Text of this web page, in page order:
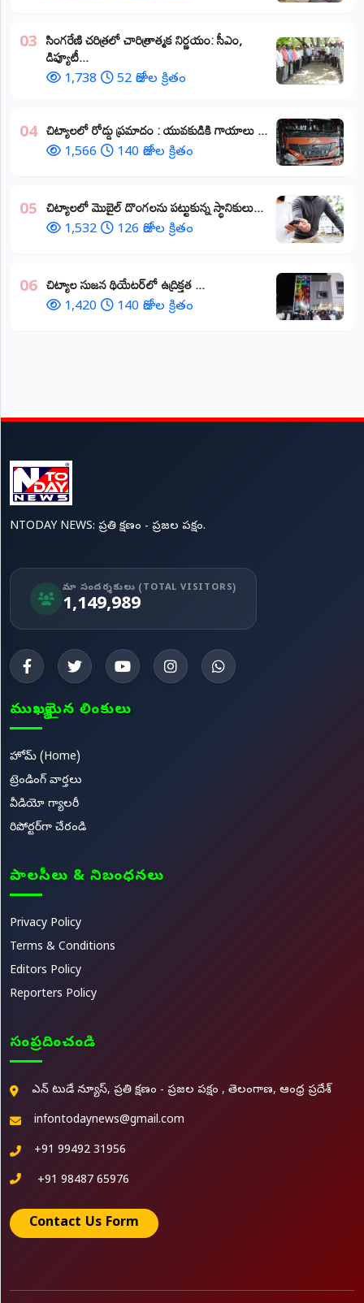
03 ​సింగరేణి చరిత్రలో చారిత్రాత్మక నిర్ణయం: సీఎం,
డిప్యూటీ...
1,738 52 రోజుల క్రితం
04 చిట్యాలలో రోడ్డు ప్రమాదం : యువకుడికి గాయాలు ​...
1,566 140 రోజుల క్రితం
05 చిట్యాలలో మొబైల్ దొంగలను పట్టుకున్న స్థానికులు...
1,532 126 రోజుల క్రితం
06 చిట్యాల సుజన థియేటర్‌లో ఉద్రిక్తత ...
1,420 140 రోజుల క్రితం
NTODAY NEWS: ప్రతి క్షణం - ప్రజల పక్షం.
మా సందర్శకులు (TOTAL VISITORS)
1,149,989
ముఖ్యమైన లింకులు
హోమ్ (Home)
ట్రెండింగ్ వార్తలు
వీడియో గ్యాలరీ
రిపోర్టర్‌గా చేరండి
పాలసీలు & నిబంధనలు
Privacy Policy
Terms & Conditions
Editors Policy
Reporters Policy
సంప్రదించండి
ఎన్ టుడే న్యూస్, ప్రతి క్షణం - ప్రజల పక్షం , తెలంగాణ, ఆంధ్ర ప్రదేశ్
infontodaynews@gmail.com
+91 99492 31956
+91 98487 65976
Contact Us Form